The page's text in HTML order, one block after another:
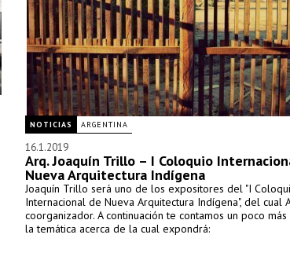
NOTICIAS ARGENTINA
16.1.2019
Arq. Joaquín Trillo – I Coloquio
Nueva Arquitectura Indígena
Joaquín Trillo será uno de los expositores del "I
Internacional de Nueva Arquitectura Indígena", del cual
coorganizador. A continuación te contamos un poco
la temática acerca de la cual expondrá: